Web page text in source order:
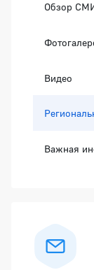
Обзор
Видео
Важная